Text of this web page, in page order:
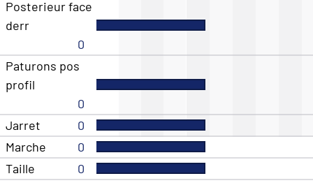
Posterieur face
derr
0
Paturons pos
profil
0
Jarret
0
Marche
0
Taille
0